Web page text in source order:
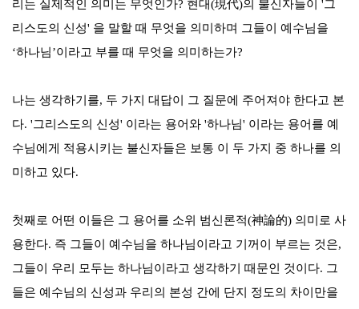
리는 실제적인 의미는 무엇인가? 현대(現代)의 불신자들이 '그
리스도의 신성' 을 말할 때 무엇을 의미하며 그들이 예수님을
‘하나님’이라고 부를 때 무엇을 의미하는가?
나는 생각하기를, 두 가지 대답이 그 질문에 주어져야 한다고 본
다. '그리스도의 신성' 이라는 용어와 '하나님' 이라는 용어를 예
수님에게 적용시키는 불신자들은 보통 이 두 가지 중 하나를 의
미하고 있다.
첫째로 어떤 이들은 그 용어를 소위 범신론적(神論的) 의미로 사
용한다. 즉 그들이 예수님을 하나님이라고 기꺼이 부르는 것은,
그들이 우리 모두는 하나님이라고 생각하기 때문인 것이다. 그
들은 예수님의 신성과 우리의 본성 간에 단지 정도의 차이만을